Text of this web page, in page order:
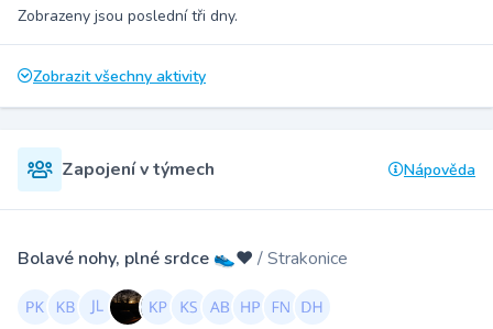
Zobrazeny jsou poslední tři dny.
Zobrazit všechny aktivity
Zapojení v týmech Nápověda
Bolavé nohy, plné srdce 👟♥️ / Strakonice